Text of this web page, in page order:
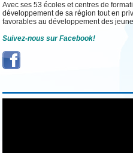
Avec ses 53 écoles et centres de
développement de sa région tout en
favorables au développement des
Suivez-nous sur Facebook!